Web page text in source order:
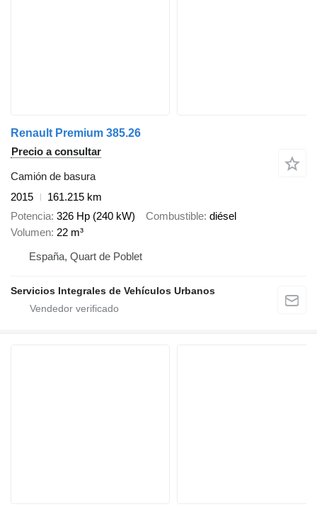
Renault Premium 385.26
Precio a consultar
Camión de basura
2015
161.215 km
Potencia 326 Hp (240 kW) Combustible diésel
Volumen 22 m³
España, Quart de Poblet
Servicios Integrales de Vehículos Urbanos